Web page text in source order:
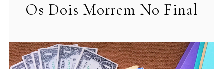
Os Dois Morrem No Final